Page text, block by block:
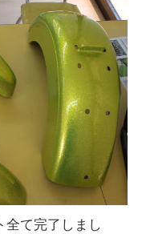
全て完了しまし